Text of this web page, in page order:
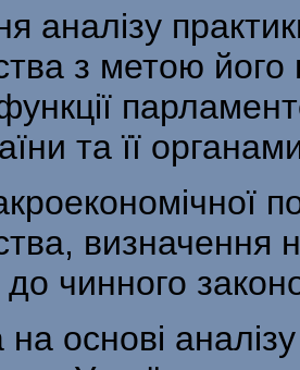
аналізу
з метою
функції
та її
визначення
чинного
основі